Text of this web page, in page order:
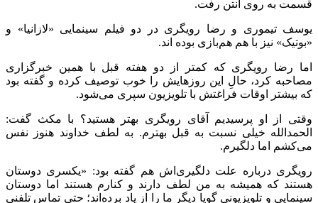
قسمت به روی آنتن رفت.
یوسف تیموری و رضا رویگری در دو فیلم سینمایی «لازانیا» و
«بوتیک» نیز با هم هم‌بازی بوده‌ اند.
اما رضا رویگری که کمتر از دو هفته قبل با همین خبرگزاری
مصاحبه کرد، حالِ این روزهایش را خوب توصیف کرده و گفته بود
که بیشتر اوقات فراغتش با تلویزیون سپری می‌شود.
وقتی از او پرسیدیم آقای رویگری بهتر هستید؟ با مکث گفت:
الحمدالله خیلی نسبت به قبل بهترم. به لطف خداوند هنوز نفس
می‌کشم اما دلگیرم.
رویگری درباره علت دلگیری‌اش هم گفته بود: «یکسری دوستان
هستند که همیشه به من لطف دارند و کنارم هستند اما دوستان
سینمایی و تلویزیونی گویا دیگر ما را از یاد برده‌اند؛ حتی تماس تلفنی